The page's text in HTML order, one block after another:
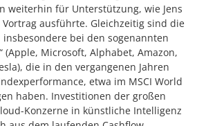
weiterhin für Unterstützung, wie Jens
ausführte. Gleichzeitig sind die
bei den sogenannten
(Apple, Microsoft, Alphabet, Amazon,
die in den vergangenen Jahren
etwa im MSCI World
haben. Investitionen der großen
Konzerne in künstliche Intelligenz